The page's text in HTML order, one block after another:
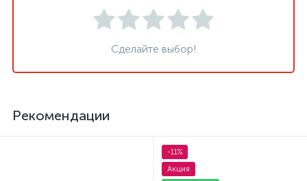
Сделайте выбор!
Рекомендации
-11%
Акция